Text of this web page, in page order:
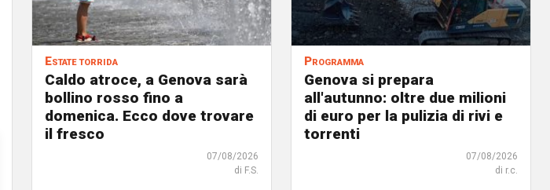
Estate torrida
Caldo atroce, a Genova sarà
bollino rosso fino a
domenica. Ecco dove trovare
il fresco
07/08/2026
di F.S.
Programma
Genova si prepara
all'autunno: oltre due milioni
di euro per la pulizia di rivi e
torrenti
07/08/2026
di r.c.